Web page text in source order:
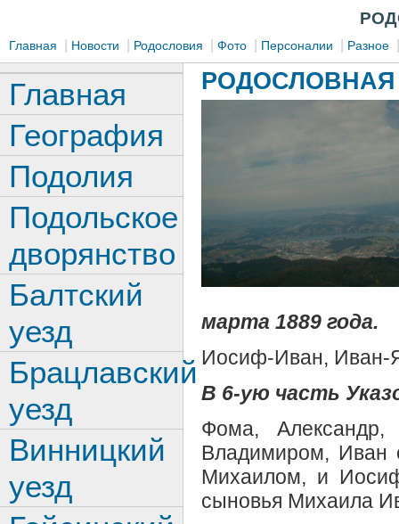
Главная Новости Родословия Фото Персоналии Разное
РОДОСЛОВНАЯ
марта 1889 года.
Иосиф-Иван, Иван-
В 6-ую часть
Фома,
Владимиром, Иван
Михаилом, и
сыновья Михаила
Главная
География
Подолия
Подольское
дворянство
Балтский
уезд
Брацлавский
уезд
Винницкий
уезд